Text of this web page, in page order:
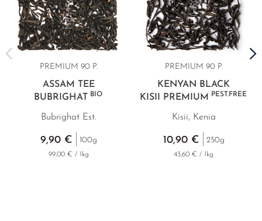
PREMIUM 90 P.
ASSAM TEE
BUBRIGHAT
BIO
Bubrighat Est.
9,90 € 100g
99,00 € / 1kg
PREMIUM 90 P.
KENYAN BLACK
KISII PREMIUM
PEST.FREE
Kisii, Kenia
10,90 € 250g
43,60 € / 1kg